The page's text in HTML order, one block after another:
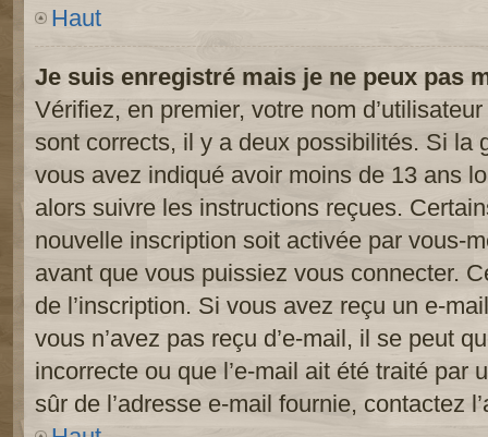
Haut
Je suis enregistré mais je ne peux pas
Vérifiez, en premier, votre nom
sont corrects, il y a deux possibilités. Si la
vous avez indiqué avoir moins de 13 ans
alors suivre les instructions reçues.
nouvelle inscription soit activée par vous-
avant que vous puissiez vous connecter.
de l’inscription. Si vous avez reçu un e-
vous n’avez pas reçu d’e-mail, il se peut
incorrecte ou que l’e-mail ait été traité par
sûr de l’adresse e-mail fournie, contactez